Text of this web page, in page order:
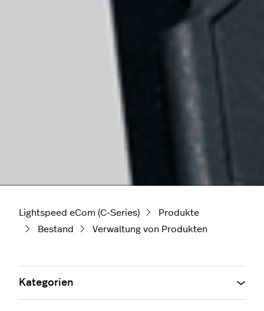
Lightspeed eCom (C-Series)
Produkte
Bestand
Verwaltung von Produkten
Kategorien